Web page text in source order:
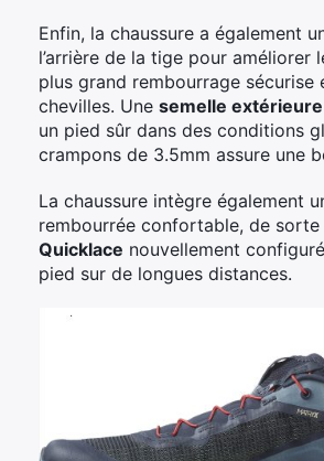
Enfin, la chaussure a également
l’arrière de la tige pour améliorer
plus grand rembourrage sécurise
chevilles. Une semelle
un pied sûr dans des conditions
crampons de 3.5mm assure une
La chaussure intègre également
rembourrée confortable, de sorte
Quicklace nouvellement
pied sur de longues distances.